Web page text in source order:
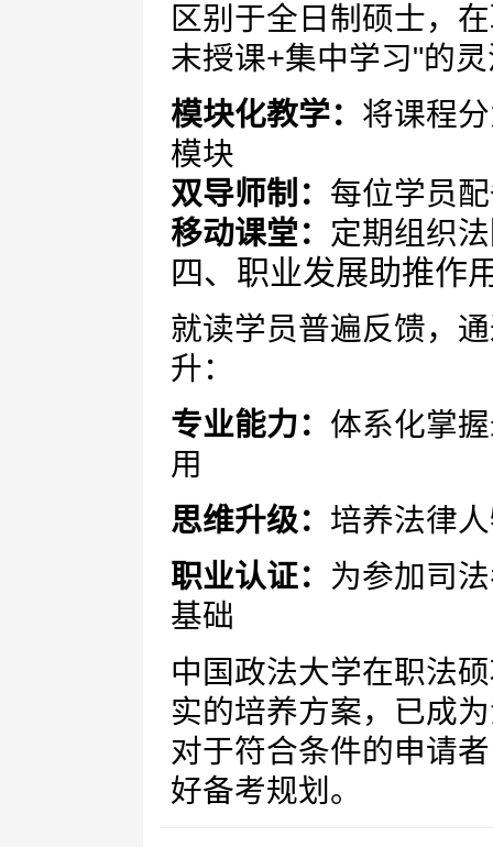
区别于全日制硕士，
末授课+集中学习"的
模块化教学： 将课程
模块
双导师制： 每位学员
移动课堂： 定期组织
四、职业发展助推作
就读学员普遍反馈，
升：
专业能力： 体系化掌
用
思维升级： 培养法律
职业认证： 为参加司
基础
中国政法大学在职法
实的培养方案，已成
对于符合条件的申请
好备考规划。